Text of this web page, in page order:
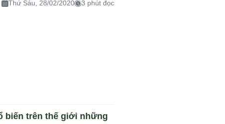
Thứ Sáu, 28/02/2020
3 phút đọc
biến trên thế giới những